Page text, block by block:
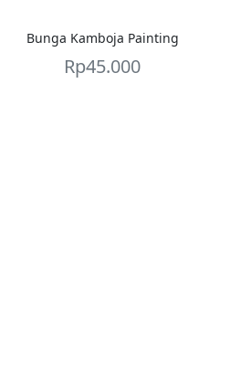
Bunga Kamboja Painting
Rp45.000